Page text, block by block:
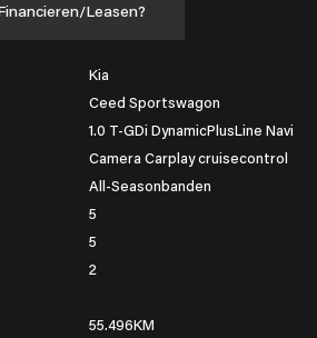
Leasen?
Kia
Ceed Sportswagon
1.0 T-GDi DynamicPlusLine Navi
Camera Carplay cruisecontrol
All-Seasonbanden
5
5
2
55.496KM